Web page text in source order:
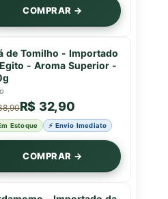
COMPRAR →
de Tomilho - Importado
- Aroma Superior -
R$ 32,90
Estoque ⚡ Envio Imediato
COMPRAR →